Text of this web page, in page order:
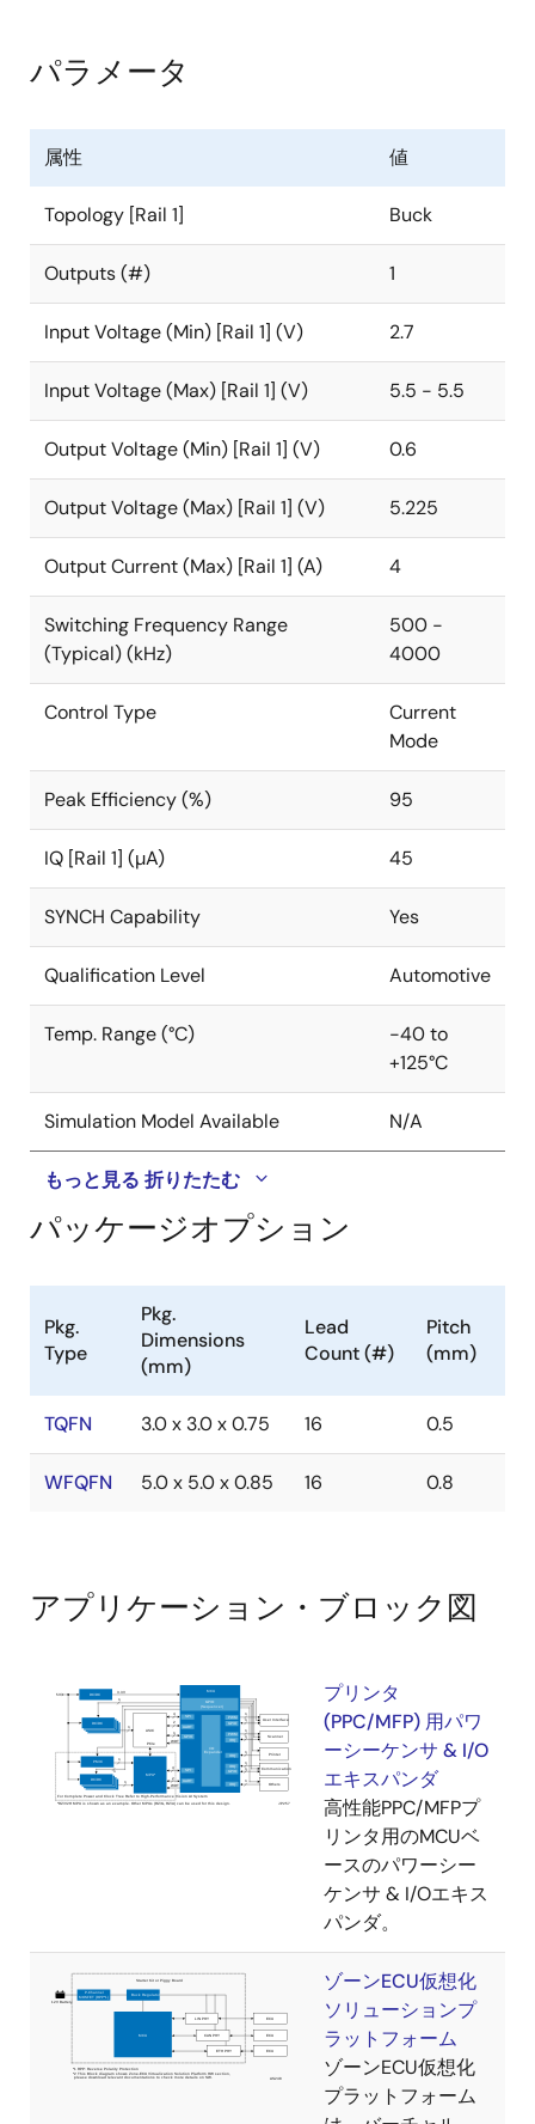
ド制御アーキテクチャを採用し、高速な過渡応答と優
イクル動作を実現します。 ISL78233とISL78234は、非
常に低いオン 抵抗のPチャネル （35mΩ）ハイサイド
FETとNチャネル（11mΩ）ロー サイドFETを統合し、効
率を最大化し、外部部品数を削減することができまし
た。 100%デューティ・サイクル動作により、4Aの出
力電流で200mV以下のドロップアウト電圧を実現しま
す。PWM（パルス幅変調器）の動作周波数を500kHz
～4MHzの範囲で調整可能です。 FS端子をハイにする
ことで、デフォルトのスイッチング周波数である2MHz
が設定されます。 ISL78233とISL78234は、軽負荷時に
は不連続動作または強制連続動作に設定することが可
能です。 強制的に連続動作させることでノイズやRF干
渉を低減し、不連続モードでは軽負荷時のスイッチン
グ損失を低減することで高効率を実現します。 短絡時
および過電流時に内部でヒカップモードによる電流制
限を行うことで、故障を防止します。
その他、過電圧、過熱などの保護機能も内蔵されてい
ます。 パワーグッド出力電圧モニタは、出力がレギュ
レーションにあることを示します。 ISL78233と
ISL78234は、電源投入時に1msのパワーグッド（PG）
タイマを提供します。 シャットダウン時には、内部の
ソフトストップ・スイッチにより出力コンデンサを放
電します。 その他、内部固定または調整可能なソフト
3mm×3mm 16 Ld Thin Quad Flat（TQFN）と、熱性能
Wettable Flank Quad Flat No-Lead （WFQFN）で提供
+125°Cの温度範囲で動作するように定格されていま
パラメータ
属性 値
Topology [Rail 1] Buck
Outputs (#) 1
Input Voltage (Min) [Rail 1] (V) 2.7
Input Voltage (Max) [Rail 1] (V) 5.5 - 5.5
Output Voltage (Min) [Rail 1] (V) 0.6
Output Voltage (Max) [Rail 1] (V) 5.225
Output Current (Max) [Rail 1] (A) 4
Switching Frequency Range
(Typical) (kHz)
500 -
4000
Control Type
Current
Mode
Peak Efficiency (%) 95
IQ [Rail 1] (µA) 45
SYNCH Capability Yes
Qualification Level Automotive
Temp. Range (°C)
-40 to
+125°C
Simulation Model Available N/A
もっと見る 折りたたむ
パッケージオプション
Pkg.
Type
Pkg.
Dimensions
(mm)
Lead
Count (#)
Pitch
(mm)
TQFN 3.0 x 3.0 x 0.75 16 0.5
WFQFN 5.0 x 5.0 x 0.85 16 0.8
アプリケーション・ブロック図
プリンタ
(PPC/MFP) 用パワ
ーシーケンサ & I/O
エキスパンダ
高性能PPC/MFPプ
リンタ用のMCUベ
ースのパワーシー
ケンサ & I/Oエキス
パンダ。
ゾーンECU仮想化
ソリューションプ
ラットフォーム
ゾーンECU仮想化
プラットフォーム